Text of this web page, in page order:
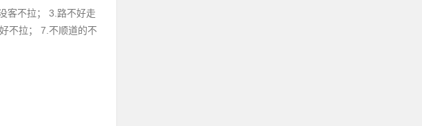
客不拉； 3.路不好走
不拉； 7.不顺道的不